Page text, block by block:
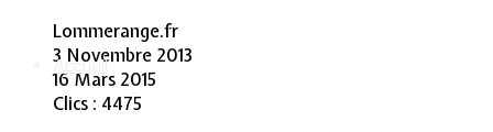
Accueil
Lommerange.fr
3 Novembre 2013
16 Mars 2015
Clics : 4475